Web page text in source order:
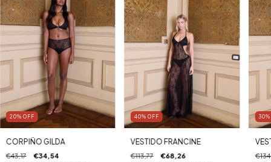
20% OFF
CORPIÑO GILDA
€43,17 €34,54
40% OFF
VESTIDO FRANCINE
€113,77 €68,26
30